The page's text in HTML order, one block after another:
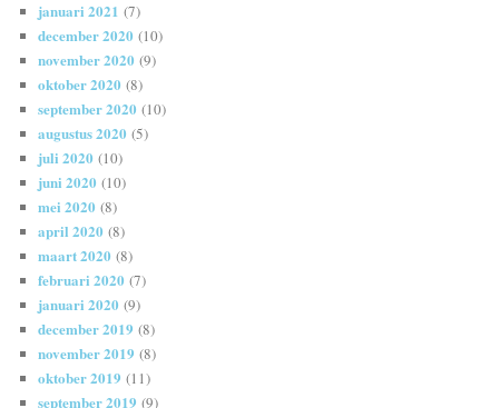
januari 2021 (7)
december 2020 (10)
november 2020 (9)
oktober 2020 (8)
september 2020 (10)
augustus 2020 (5)
juli 2020 (10)
juni 2020 (10)
mei 2020 (8)
april 2020 (8)
maart 2020 (8)
februari 2020 (7)
januari 2020 (9)
december 2019 (8)
november 2019 (8)
oktober 2019 (11)
september 2019 (9)